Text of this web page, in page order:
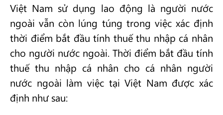
Việt Nam sử dụng lao động là người nước
ngoài vẫn còn lúng túng trong việc xác định
thời điểm bắt đầu tính thuế thu nhập cá nhân
cho người nước ngoài. Thời điểm bắt đầu tính
thuế thu nhập cá nhân cho cá nhân người
nước ngoài làm việc tại Việt Nam được xác
định như sau: